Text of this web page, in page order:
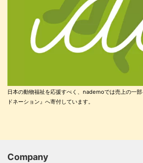
日本の動物福祉を応援すべく、nademoでは売上の一部
ドネーション』へ寄付しています。
Company